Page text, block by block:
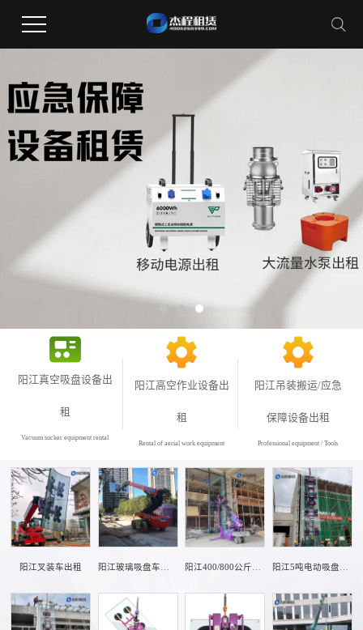
阳江真空吸盘设备出
租
Vacuum sucker equipment rental
阳江高空作业设备出
租
Rental of aerial work equipment
阳江吊装搬运/应急
保障设备出租
Professional equipment / Tools
阳江叉装车出租